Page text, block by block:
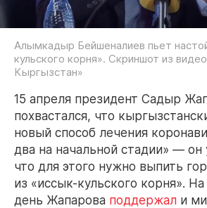
Алымкадыр Бейшеналиев пьет
кульского корня». Скриншот из
Кыргызстан»
15 апреля президент Садыр
похвастался, что
новый способ лечения
два на начальной стадии» — он
что для этого нужно выпить
из «иссык-кульского корня».
день Жапарова поддержал и